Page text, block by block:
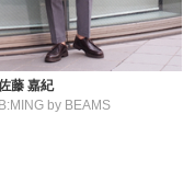
藤 嘉紀
B:MING by BEAMS